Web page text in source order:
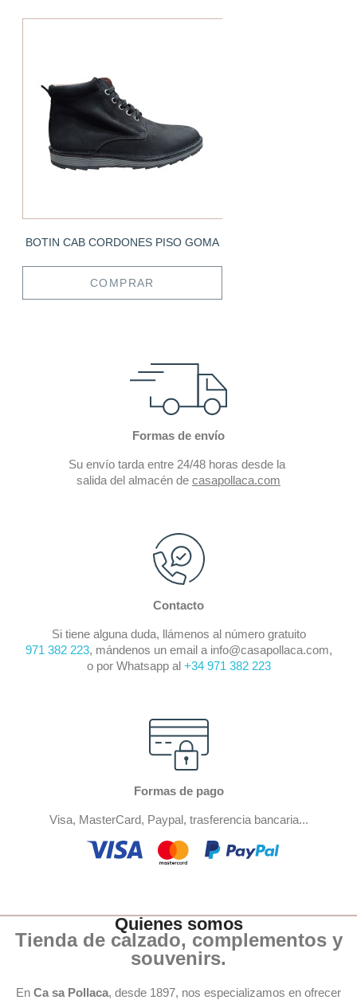
BOTIN CAB CORDONES PISO GOMA
COMPRAR
Formas de envío
Su envío tarda entre 24/48 horas desde la
salida del almacén de casapollaca.com
Contacto
Si tiene alguna duda, llámenos al número gratuito
971 382 223, mándenos un email a info@casapollaca.com,
o por Whatsapp al +34 971 382 223
Formas de pago
Visa, MasterCard, Paypal, trasferencia bancaria...
Quienes somos
Tienda de calzado, complementos y
souvenirs.
En Ca sa Pollaca, desde 1897, nos especializamos en ofrecer